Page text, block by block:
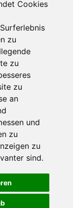
Cookies
zu
zu
zu
an
und
zu
zu
sind.
genervt!!!